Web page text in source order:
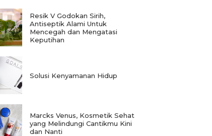
Resik V Godokan Sirih,
Antiseptik Alami Untuk
Mencegah dan Mengatasi
Keputihan
Solusi Kenyamanan Hidup
Marcks Venus, Kosmetik Sehat
yang Melindungi Cantikmu Kini
dan Nanti